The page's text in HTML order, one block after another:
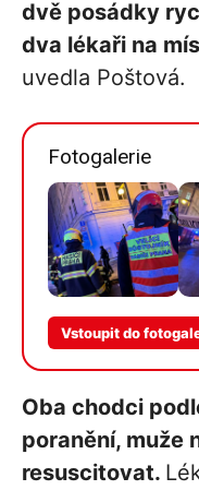
dvě posádky
dva lékaři na
uvedla Poštová.
Fotogalerie
Vstoupit do
Oba chodci
poranění, muže
resuscitovat.